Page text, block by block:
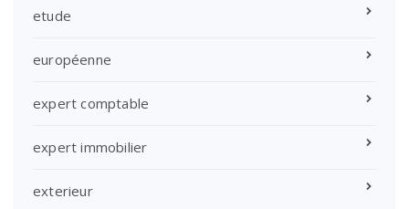
etude
européenne
expert comptable
expert immobilier
exterieur